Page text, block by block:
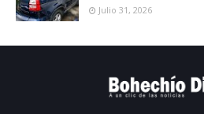
Julio 31, 2026